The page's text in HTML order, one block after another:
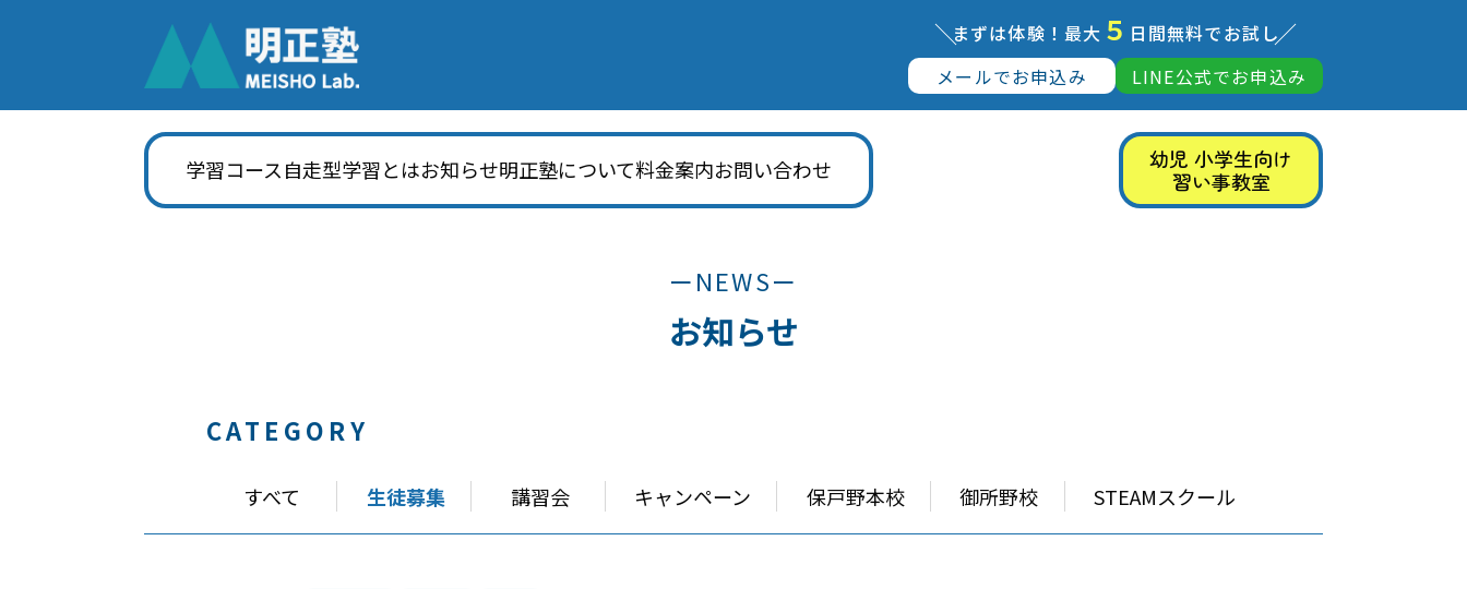
まずは体験！最大 ５ 日間無料でお試し
メールでお申込み
LINE公式でお申込み
学習コース自走型学習とはお知らせ明正塾について料金案内お問い合わせ
幼児 小学生向け
習い事教室
ーNEWSー
お知らせ
CATEGORY
すべて 生徒募集 講習会 キャンペーン 保戸野本校 御所野校 STEAMスクール